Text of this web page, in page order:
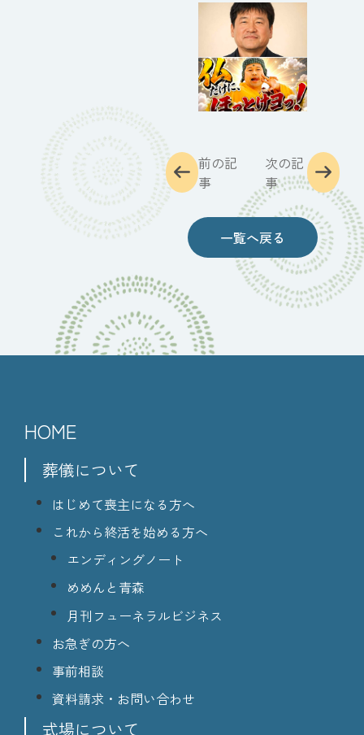
前の記
事
一覧へ戻る
次の記
事
HOME
葬儀について
はじめて喪主になる方へ
これから終活を始める方へ
エンディングノート
めめんと青森
月刊フューネラルビジネス
お急ぎの方へ
事前相談
資料請求・お問い合わせ
式場について